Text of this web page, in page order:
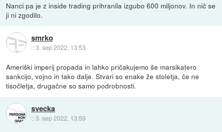
Nanci pa je z inside trading prihranila izgubo 600 miljonov. In nič se
ji ni zgodilo.
smrko
::3. sep 2022, 13:53
Ameriški imperij propada in lahko pričakujemo še marsikatero
sankcijo, vojno in tako dalje. Stvari so enake že stoletja, če ne
tisočletja, drugačne so samo podrobnosti.
svecka
::3. sep 2022, 13:59